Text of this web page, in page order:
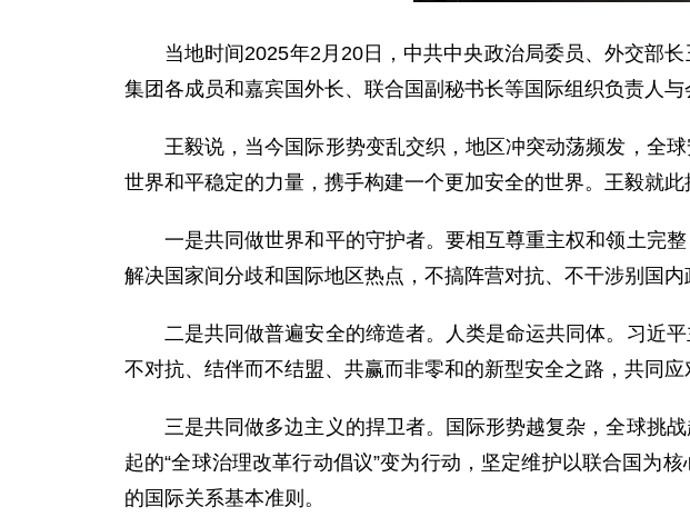
当地时间2025年2月20日，中共中央政治局委员、外交部
集团各成员和嘉宾国外长、联合国副秘书长等国际组织负责人与
王毅说，当今国际形势变乱交织，地区冲突动荡频发，全
世界和平稳定的力量，携手构建一个更加安全的世界。王毅就此
一是共同做世界和平的守护者。要相互尊重主权和领土完
解决国家间分歧和国际地区热点，不搞阵营对抗、不干涉别国
二是共同做普遍安全的缔造者。人类是命运共同体。习近
不对抗、结伴而不结盟、共赢而非零和的新型安全之路，共同
三是共同做多边主义的捍卫者。国际形势越复杂，全球挑
起的“全球治理改革行动倡议”变为行动，坚定维护以联合国为
的国际关系基本准则。